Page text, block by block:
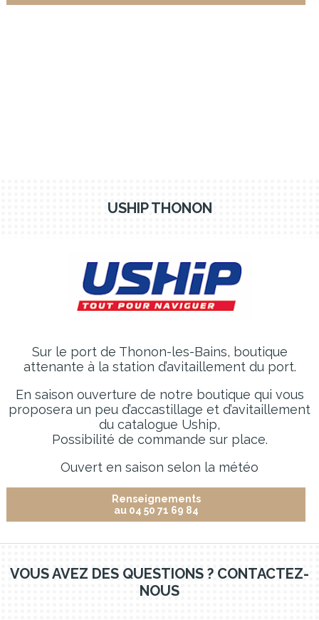
USHIP THONON
Sur le port de Thonon-les-Bains, boutique
attenante à la station d’avitaillement du port.
En saison ouverture de notre boutique qui vous
proposera un peu d’accastillage et d’avitaillement
du catalogue Uship,
Possibilité de commande sur place.
Ouvert en saison selon la météo
Renseignements
au 04 50 71 69 84
VOUS AVEZ DES QUESTIONS ? CONTACTEZ-
NOUS